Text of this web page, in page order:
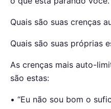
Quais são suas crenças
Quais são suas próprias
As crenças mais auto-
são estas:
• “Eu não sou bom o